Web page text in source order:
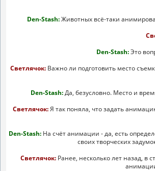
Den-Stash:Животных всё-таки
Den-Stash:Это
Светлячок:Важно ли подготовить место
Den-Stash:Да, безусловно. Место и
Светлячок:Я так поняла, что задать
Den-Stash: На счёт анимации - да, есть
своих творческих
Светлячок: Ранее, несколько лет назад, в